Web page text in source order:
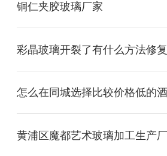
铜仁夹胶玻璃厂家
黄浦区魔都艺术玻璃加工生产